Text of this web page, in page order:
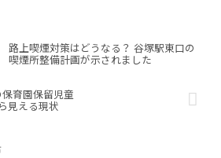
路上喫煙対策はどうなる？ 谷塚駅東口の
喫煙所整備計画が示されました
保育園保留児童
見える現状